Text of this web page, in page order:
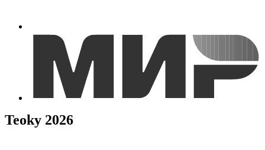
Teoky 2026